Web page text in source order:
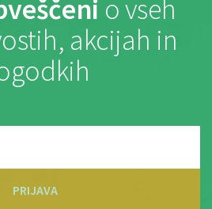
o vseh
akcijah in
PRIJAVA